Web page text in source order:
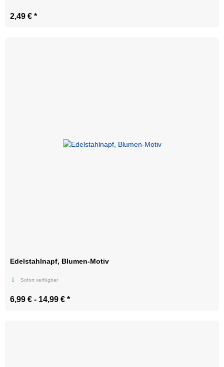
2,49 € *
Edelstahlnapf, Blumen-Motiv
Sofort verfügbar
6,99 € - 14,99 € *